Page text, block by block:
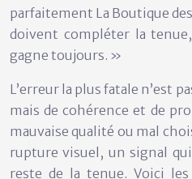
parfaitement La Boutique
doivent compléter la
gagne toujours. »
L’erreur la plus fatale n’est
mais decohérence et de
mauvaise qualité ou mal
rupture visuel, un signal
reste de la tenue. Voici